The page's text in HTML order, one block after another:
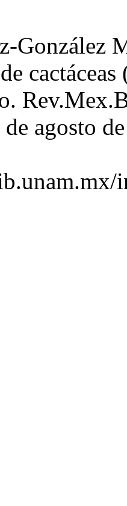
González
agosto